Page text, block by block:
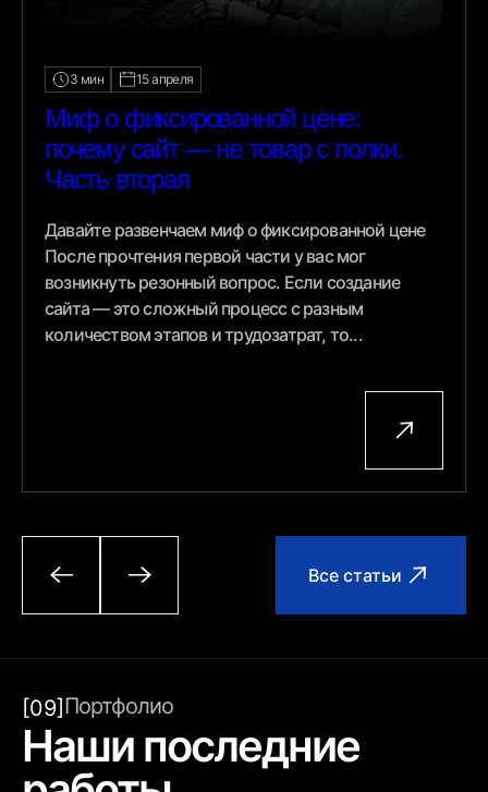
3 мин 15 апреля
Миф о фиксированной цене:
почему сайт — не товар с полки.
Часть вторая
Давайте развенчаем миф о фиксированной цене
После прочтения первой части у вас мог
возникнуть резонный вопрос. Если создание
сайта — это сложный процесс с разным
количеством этапов и трудозатрат, то...
Все статьи
[09]Портфолио
Наши последние